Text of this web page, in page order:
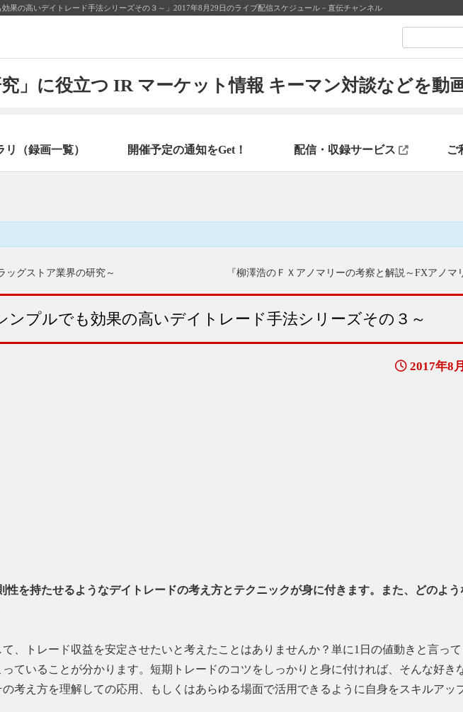
の高いデイトレード手法シリーズその３～」2017年8月29日のライブ配信スケジュール－直伝チャンネル
究」に役立つ IR マーケット情報 キーマン対談などを動
リ（録画一覧） 開催予定の通知をGet！ 配信・収録サービス ご
ッグストア業界の研究～
プルでも効果の高いデイトレード手法シリーズその３～
2017年8
性を持たせるようなデイトレードの考え方とテクニックが身に付きます。また、どのよ
、トレード収益を安定させたいと考えたことはありませんか？単に1日の値動きと言っ
ていることが分かります。短期トレードのコツをしっかりと身に付ければ、そんな好き
考え方を理解しての応用、もしくはあらゆる場面で活用できるように自身をスキルアッ